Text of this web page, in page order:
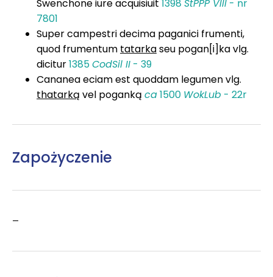
Swenchone iure acquisiuit 1398StPPP VIII - nr
7801
Super campestri decima paganici frumenti,
quod frumentum tatarkaseu pogan[i]ka vlg.
dicitur1385CodSil II - 39
Cananea eciam est quoddam legumen vlg.
thatarką vel poganką ca1500 WokLub - 22r
Zapożyczenie
–